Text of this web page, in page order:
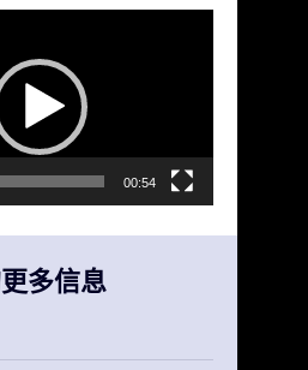
00:54
多信息